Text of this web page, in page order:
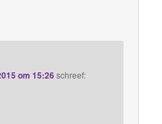
om 15:26schreef: